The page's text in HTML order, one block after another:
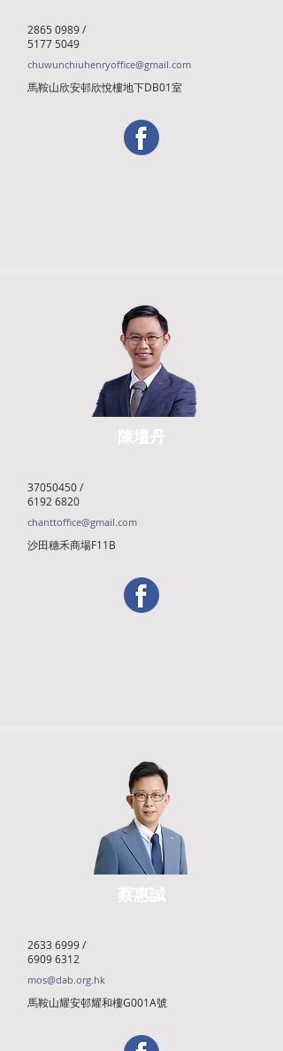
2865 0989/
5177 5049
chuwunchiuhenryoffice@gmail.com
馬鞍山欣安邨欣悅樓地下DB01室
陳壇丹
37050450/
6192 6820
chanttoffice@gmail.com
沙田穗禾商場F11B
蔡惠誠
2633 6999/
6909 6312
mos@dab.org.hk
馬鞍山耀安邨耀和樓G001A號